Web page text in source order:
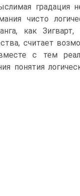
градация
чисто
как
считает
с тем